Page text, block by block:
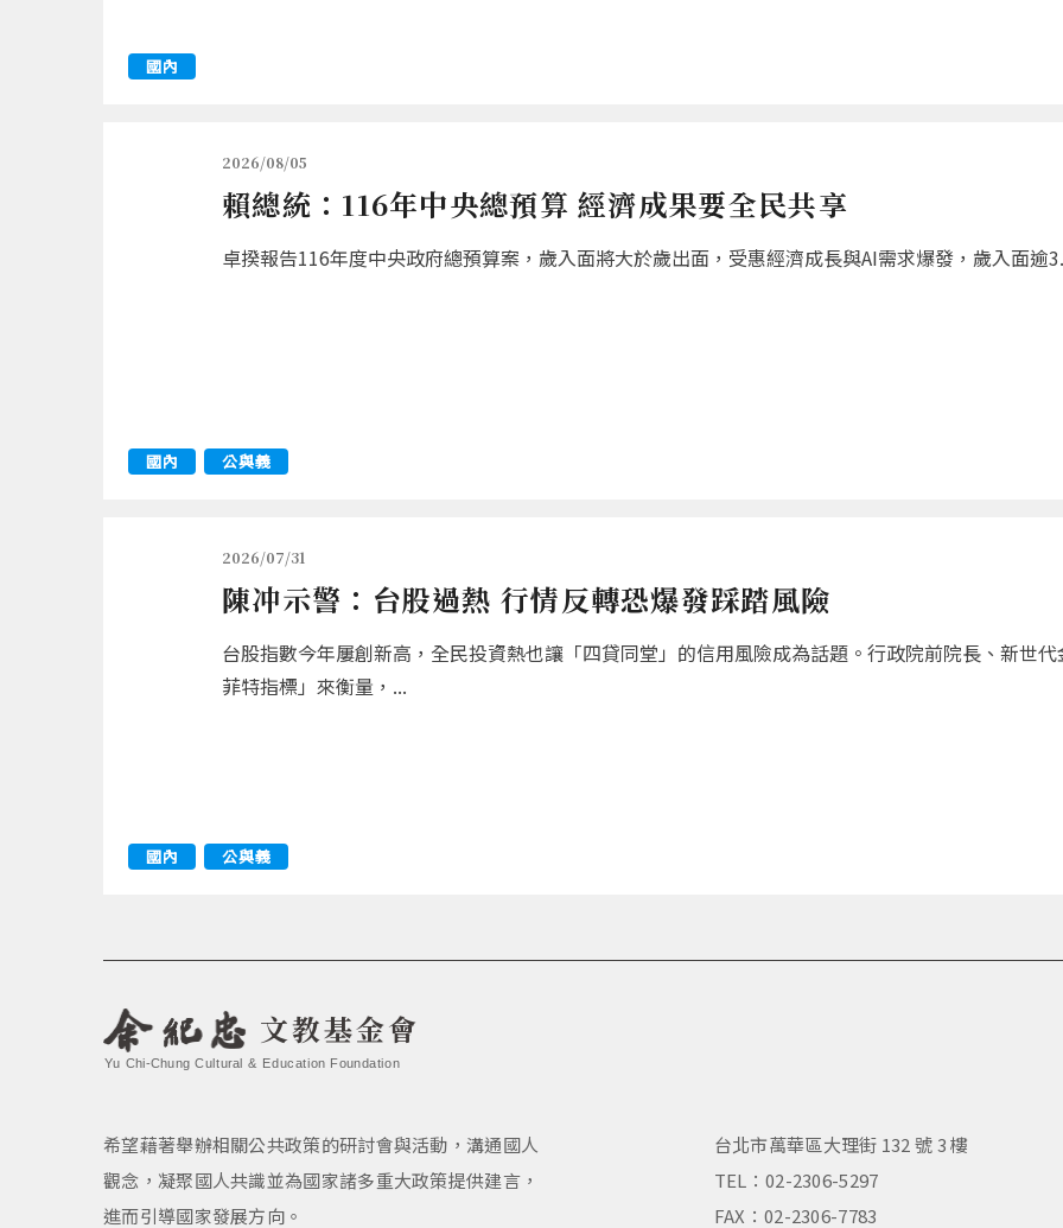
國內
2026/08/05
賴總統：116年中央總預算 經濟成果要全民共享
卓揆報告116年度中央政府總預算案，歲入面將大於歲出面，受惠經濟成長與AI需求爆發，歲入面逾
國內 公與義
2026/07/31
陳冲示警：台股過熱 行情反轉恐爆發踩踏風險
台股指數今年屢創新高，全民投資熱也讓「四貸同堂」的信用風險成為話題。行政院前院長、新世
菲特指標」來衡量，...
國內 公與義
文教基金會
Yu Chi-Chung Cultural & Education Foundation
希望藉著舉辦相關公共政策的研討會與活動，溝通國人
觀念，凝聚國人共識並為國家諸多重大政策提供建言，
進而引導國家發展方向。
台北市萬華區大理街 132 號 3 樓
TEL：02-2306-5297
FAX：02-2306-7783